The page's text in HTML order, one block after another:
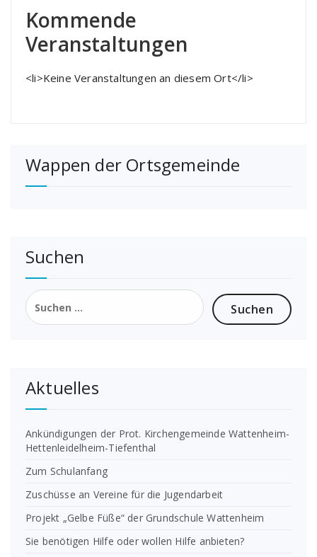
Kommende
Veranstaltungen
<li>Keine Veranstaltungen an diesem Ort</li>
Wappen der Ortsgemeinde
Suchen
Suchen
nach:
Aktuelles
Ankündigungen der Prot. Kirchengemeinde Wattenheim-
Hettenleidelheim-Tiefenthal
Zum Schulanfang
Zuschüsse an Vereine für die Jugendarbeit
Projekt „Gelbe Füße“ der Grundschule Wattenheim
Sie benötigen Hilfe oder wollen Hilfe anbieten?